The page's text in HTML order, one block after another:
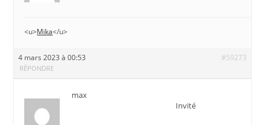
<u>Mika</u>
4 mars 2023 à 00:53 #59273
RÉPONDRE
max
Invité